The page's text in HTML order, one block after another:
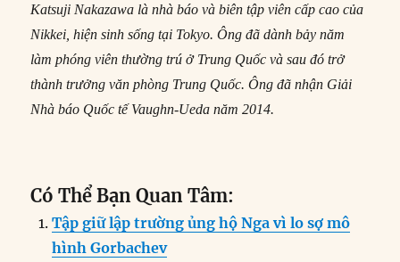
Katsuji Nakazawa là nhà báo và biên tập viên cấp cao của
Nikkei, hiện sinh sống tại Tokyo. Ông đã dành bảy năm
làm phóng viên thường trú ở Trung Quốc và sau đó trở
thành trưởng văn phòng Trung Quốc. Ông đã nhận Giải
Nhà báo Quốc tế Vaughn-Ueda năm 2014.
Có Thể Bạn Quan Tâm:
Tập giữ lập trường ủng hộ Nga vì lo sợ mô
hình Gorbachev